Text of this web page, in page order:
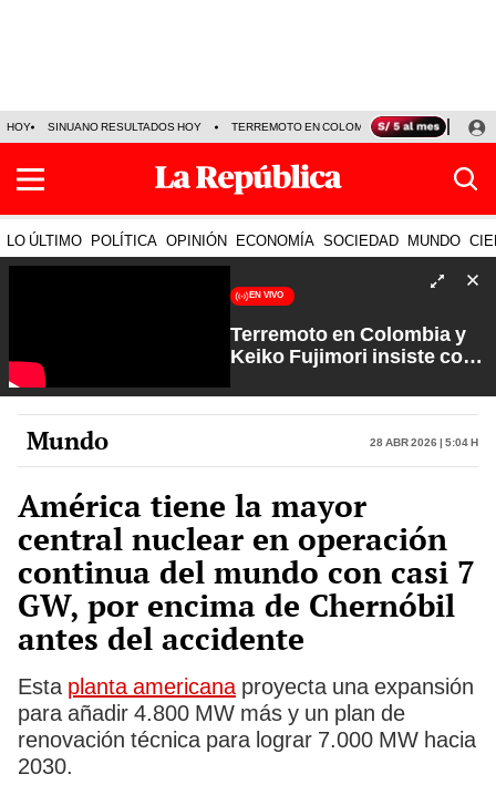
HOY SINUANO RESULTADOS HOY TERREMOTO EN COLOMBIA EN VIVO
LO ÚLTIMO POLÍTICA OPINIÓN ECONOMÍA SOCIEDAD MUNDO
EN VIVO
Terremoto en Colombia y
Keiko Fujimori insiste con
Olvide con Carlos Cornejo
Mundo 28 Abr 2026 | 5:04 h
América tiene la mayor
central nuclear en operación
continua del mundo con casi 7
GW, por encima de Chernóbil
antes del accidente
Esta planta americanaproyecta una expansión
para añadir 4.800 MW más y un plan de
renovación técnica para lograr 7.000 MW hacia
2030.